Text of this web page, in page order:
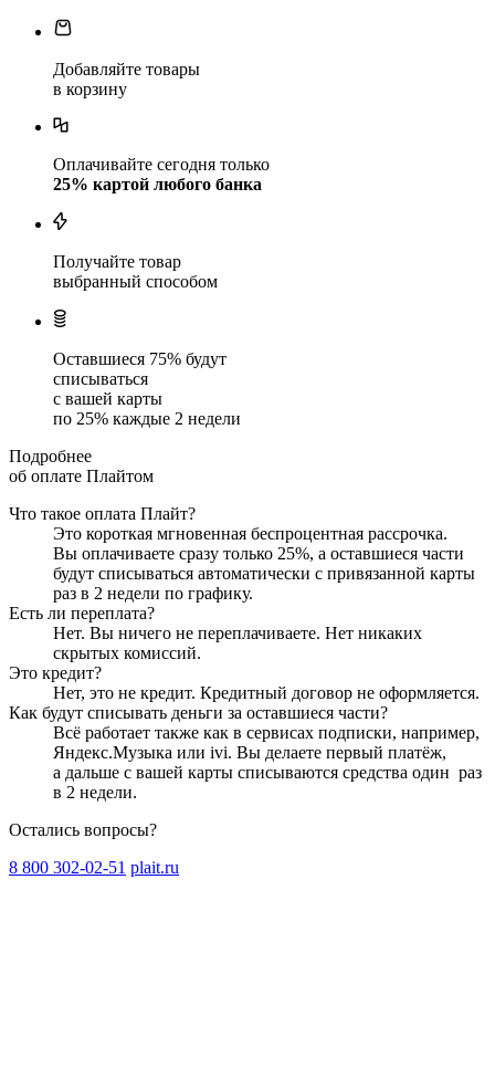
Добавляйте товары
в корзину
Оплачивайте сегодня только
25% картой любого банка
Получайте товар
выбранный способом
Оставшиеся 75% будут
списываться
с вашей карты
по 25% каждые 2 недели
Подробнее
об оплате Плайтом
Что такое оплата Плайт?
Это короткая мгновенная беспроцентная рассрочка.
Вы оплачиваете сразу только 25%, а оставшиеся части
будут списываться автоматически с привязанной карты
раз в 2 недели по графику.
Есть ли переплата?
Нет. Вы ничего не переплачиваете. Нет никаких
скрытых комиссий.
Это кредит?
Нет, это не кредит. Кредитный договор не оформляется.
Как будут списывать деньги за оставшиеся части?
Всё работает также как в сервисах подписки, например,
Яндекс.Музыка или ivi. Вы делаете первый платёж,
а дальше с вашей карты списываются средства один раз
в 2 недели.
Остались вопросы?
8 800 302-02-51 plait.ru